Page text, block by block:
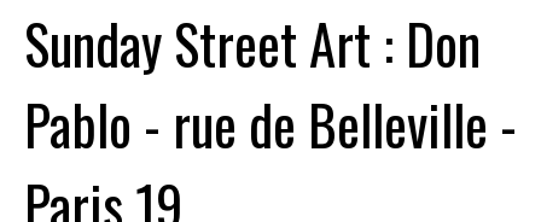
Sunday Street Art : Don
Pablo - rue de Belleville -
Paris 19